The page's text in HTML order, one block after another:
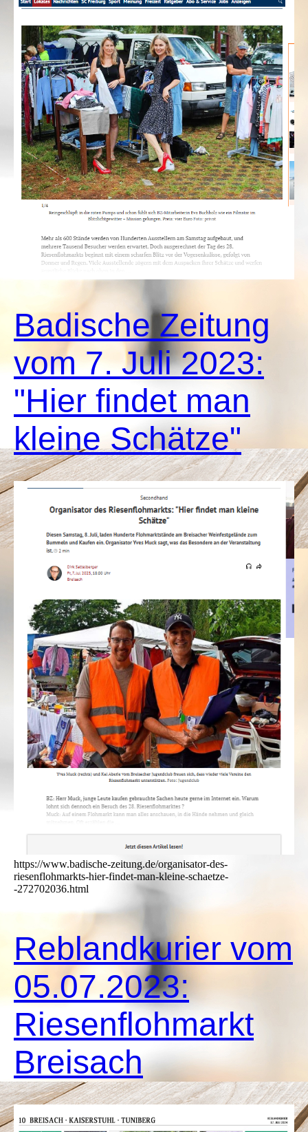
Badische Zeitung
vom 7. Juli 2023:
"Hier findet man
kleine Schätze"
https://www.badische-zeitung.de/organisator-des-
riesenflohmarkts-hier-findet-man-kleine-schaetze-
-272702036.html
Reblandkurier vom
05.07.2023:
Riesenflohmarkt
Breisach